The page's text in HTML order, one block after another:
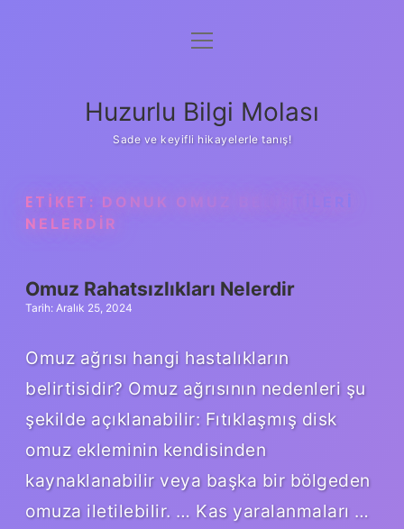
Anasayfa
Yasal Uyarı
menüyü
Huzurlu Bilgi Molası
Sade ve keyifli hikayelerle tanış!
ETIKET: DONUK OMUZ BELIRTILERI
NELERDIR
Omuz Rahatsızlıkları Nelerdir
Tarih: Aralık 25, 2024
Omuz ağrısı hangi hastalıkların
belirtisidir? Omuz ağrısının nedenleri şu
şekilde açıklanabilir: Fıtıklaşmış disk
omuz ekleminin kendisinden
kaynaklanabilir veya başka bir bölgeden
omuza iletilebilir. … Kas yaralanmaları …